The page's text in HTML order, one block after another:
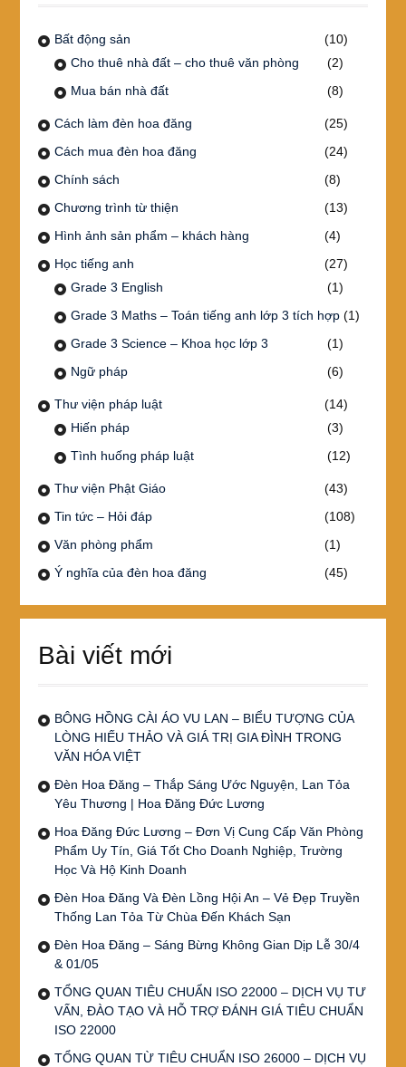
Bất động sản
(10)
Cho thuê nhà đất – cho thuê văn phòng
(2)
Mua bán nhà đất
(8)
Cách làm đèn hoa đăng
(25)
Cách mua đèn hoa đăng
(24)
Chính sách
(8)
Chương trình từ thiện
(13)
Hình ảnh sản phẩm – khách hàng
(4)
Học tiếng anh
(27)
Grade 3 English
(1)
Grade 3 Maths – Toán tiếng anh lớp 3 tích hợp(1)
Grade 3 Science – Khoa học lớp 3
(1)
Ngữ pháp
(6)
Thư viện pháp luật
(14)
Hiến pháp
(3)
Tình huống pháp luật
(12)
Thư viện Phật Giáo
(43)
Tin tức – Hỏi đáp
(108)
Văn phòng phẩm
(1)
Ý nghĩa của đèn hoa đăng
(45)
Bài viết mới
BÔNG HỒNG CÀI ÁO VU LAN – BIỂU TƯỢNG CỦA
LÒNG HIẾU THẢO VÀ GIÁ TRỊ GIA ĐÌNH TRONG
VĂN HÓA VIỆT
Đèn Hoa Đăng – Thắp Sáng Ước Nguyện, Lan Tỏa
Yêu Thương | Hoa Đăng Đức Lương
Hoa Đăng Đức Lương – Đơn Vị Cung Cấp Văn Phòng
Phẩm Uy Tín, Giá Tốt Cho Doanh Nghiệp, Trường
Học Và Hộ Kinh Doanh
Đèn Hoa Đăng Và Đèn Lồng Hội An – Vẻ Đẹp Truyền
Thống Lan Tỏa Từ Chùa Đến Khách Sạn
Đèn Hoa Đăng – Sáng Bừng Không Gian Dịp Lễ 30/4
& 01/05
TỔNG QUAN TIÊU CHUẨN ISO 22000 – DỊCH VỤ TƯ
VẤN, ĐÀO TẠO VÀ HỖ TRỢ ĐÁNH GIÁ TIÊU CHUẨN
ISO 22000
TỔNG QUAN TỪ TIÊU CHUẨN ISO 26000 – DỊCH VỤ